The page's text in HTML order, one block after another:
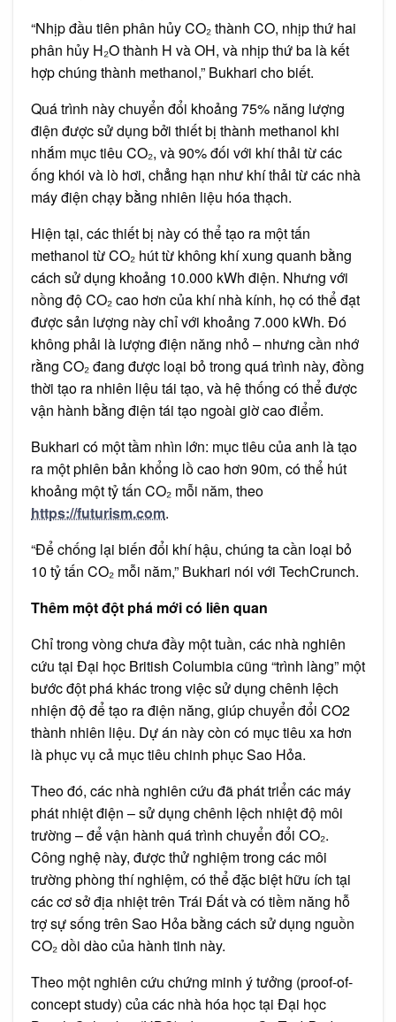
“Nhịp đầu tiên phân hủy CO₂ thành CO, nhịp thứ hai
phân hủy H₂O thành H và OH, và nhịp thứ ba là kết
hợp chúng thành methanol,” Bukhari cho biết.
Quá trình này chuyển đổi khoảng 75% năng lượng
điện được sử dụng bởi thiết bị thành methanol khi
nhắm mục tiêu CO₂, và 90% đối với khí thải từ các
ống khói và lò hơi, chẳng hạn như khí thải từ các nhà
máy điện chạy bằng nhiên liệu hóa thạch.
Hiện tại, các thiết bị này có thể tạo ra một tấn
methanol từ CO₂ hút từ không khí xung quanh bằng
cách sử dụng khoảng 10.000 kWh điện. Nhưng với
nồng độ CO₂ cao hơn của khí nhà kính, họ có thể đạt
được sản lượng này chỉ với khoảng 7.000 kWh. Đó
không phải là lượng điện năng nhỏ – nhưng cần nhớ
rằng CO₂ đang được loại bỏ trong quá trình này, đồng
thời tạo ra nhiên liệu tái tạo, và hệ thống có thể được
vận hành bằng điện tái tạo ngoài giờ cao điểm.
Bukhari có một tầm nhìn lớn: mục tiêu của anh là tạo
ra một phiên bản khổng lồ cao hơn 90m, có thể hút
khoảng một tỷ tấn CO₂ mỗi năm, theo
https://futurism.com.
“Để chống lại biến đổi khí hậu, chúng ta cần loại bỏ
10 tỷ tấn CO₂ mỗi năm,” Bukhari nói với TechCrunch.
Thêm một đột phá mới có liên quan
Chỉ trong vòng chưa đầy một tuần, các nhà nghiên
cứu tại Đại học British Columbia cũng “trình làng” một
bước đột phá khác trong việc sử dụng chênh lệch
nhiện độ để tạo ra điện năng, giúp chuyển đổi CO2
thành nhiên liệu. Dự án này còn có mục tiêu xa hơn
là phục vụ cả mục tiêu chinh phục Sao Hỏa.
Theo đó, các nhà nghiên cứu đã phát triển các máy
phát nhiệt điện – sử dụng chênh lệch nhiệt độ môi
trường – để vận hành quá trình chuyển đổi CO₂.
Công nghệ này, được thử nghiệm trong các môi
trường phòng thí nghiệm, có thể đặc biệt hữu ích tại
các cơ sở địa nhiệt trên Trái Đất và có tiềm năng hỗ
trợ sự sống trên Sao Hỏa bằng cách sử dụng nguồn
CO₂ dồi dào của hành tinh này.
Theo một nghiên cứu chứng minh ý tưởng (proof-of-
concept study) của các nhà hóa học tại Đại học